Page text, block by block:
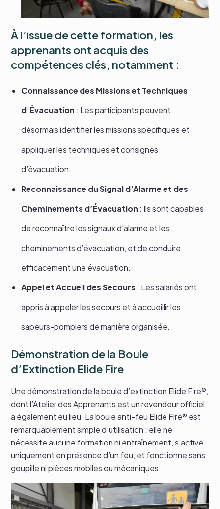
À l’issue de cette formation, les
apprenants ont acquis des
compétences clés, notamment :
Connaissance des Missions et Techniques
d’Évacuation : Les participants peuvent
désormais identifier les missions spécifiques et
appliquer les techniques et consignes
d’évacuation.
Reconnaissance du Signal d’Alarme et des
Cheminements d’Évacuation : Ils sont capables
de reconnaître les signaux d’alarme et les
cheminements d’évacuation, et de conduire
efficacement une évacuation.
Appel et Accueil des Secours : Les salariés ont
appris à appeler les secours et à accueillir les
sapeurs-pompiers de manière organisée.
Démonstration de la Boule
d’Extinction Elide Fire
Une démonstration de la boule d’extinction Elide Fire®,
dont l’Atelier des Apprenants est un revendeur officiel,
a également eu lieu. La boule anti-feu Elide Fire® est
remarquablement simple d’utilisation : elle ne
nécessite aucune formation ni entraînement, s’active
uniquement en présence d’un feu, et fonctionne sans
goupille ni pièces mobiles ou mécaniques.